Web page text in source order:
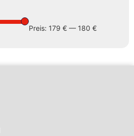
Preis: 179 € — 180 €